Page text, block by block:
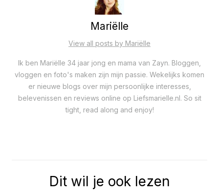
Mariëlle
View all posts by Mariëlle
Ik ben Mariëlle 34 jaar jong en mama van Zayn. Bloggen,
vloggen en foto's maken zijn mijn passie. Wekelijks komen
er nieuwe blogs over mijn persoonlijke interesses,
belevenissen en reviews online op Liefsmarielle.nl. So sit
tight, read along and enjoy!
Dit wil je ook lezen